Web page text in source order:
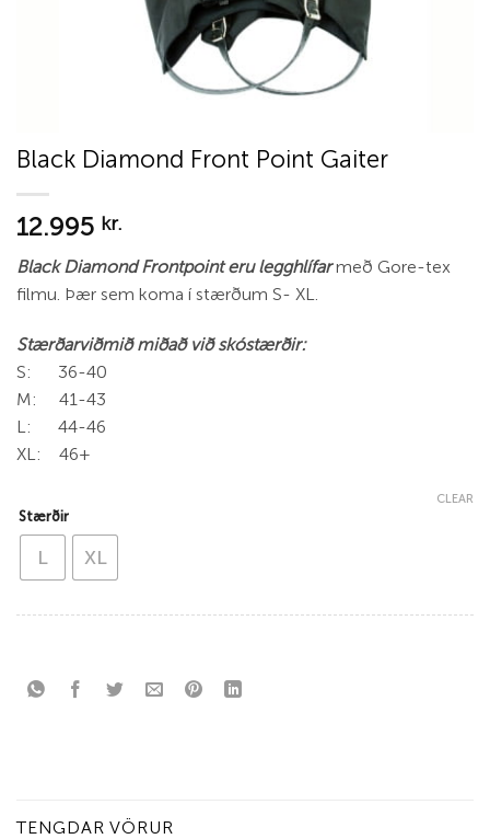
Black Diamond Front Point Gaiter
12.995 kr.
Black Diamond Frontpoint eru legghlífarmeð Gore-tex
filmu. Þær sem koma í stærðum S- XL.
Stærðarviðmið miðað við skóstærðir:
S: 36-40
M: 41-43
L: 44-46
XL: 46+
Stærðir
L XL
CLEAR
TENGDAR VÖRUR